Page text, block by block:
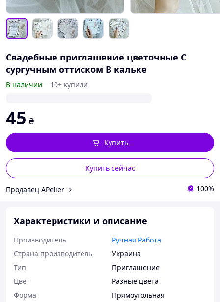
Свадебные приглашение цветочные С
сургучным оттиском В кальке
В наличии 10+ купили
45 ₴
Купить сейчас
Купить
Продавец APelier 100%
Характеристики и описание
Производитель
Ручная Работа
Страна производитель
Украина
Тип
Приглашение
Цвет
Разные цвета
Форма
Прямоугольная